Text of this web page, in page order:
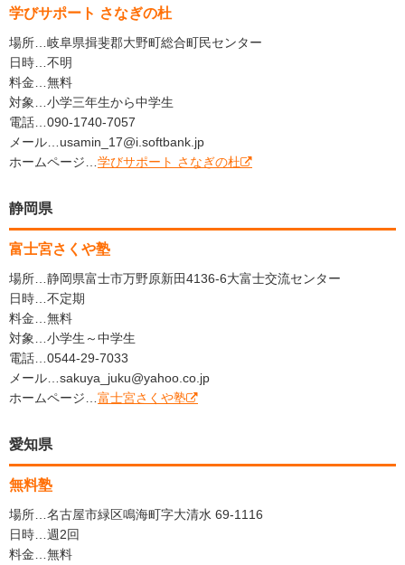
学びサポート さなぎの杜
場所…岐阜県揖斐郡大野町総合町民センター
日時…不明
料金…無料
対象…小学三年生から中学生
電話…090-1740-7057
メール…usamin_17@i.softbank.jp
ホームページ… 学びサポート さなぎの杜
静岡県
富士宮さくや塾
場所…静岡県富士市万野原新田4136-6大富士交流センター
日時…不定期
料金…無料
対象…小学生～中学生
電話…0544-29-7033
メール…sakuya_juku@yahoo.co.jp
ホームページ… 富士宮さくや塾
愛知県
無料塾
場所…名古屋市緑区鳴海町字大清水 69-1116
日時…週2回
料金…無料